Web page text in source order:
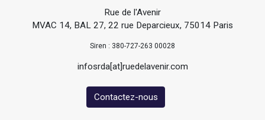
Rue de l'Avenir
MVAC 14, BAL 27, 22 rue Deparcieux, 75014 Paris
Siren : 380-727-263 00028
infosrda[at]ruedelavenir.com
Contactez-nous